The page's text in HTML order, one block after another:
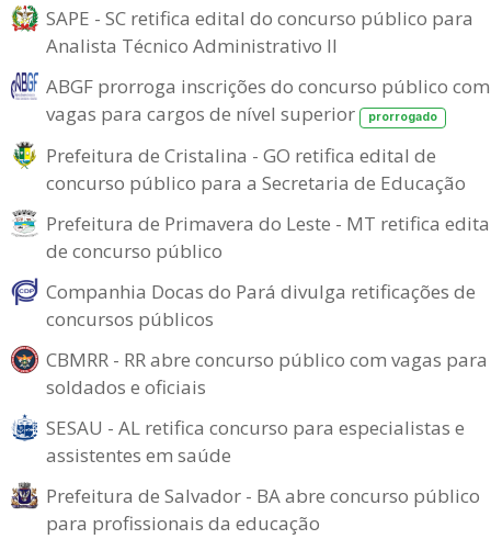
SAPE - SC retifica edital do concurso público para
Analista Técnico Administrativo II
ABGF prorroga inscrições do concurso público com
vagas para cargos de nível superior
prorrogado
Prefeitura de Cristalina - GO retifica edital de
concurso público para a Secretaria de Educação
Prefeitura de Primavera do Leste - MT retifica
de concurso público
Companhia Docas do Pará divulga retificações de
concursos públicos
CBMRR - RR abre concurso público com vagas para
soldados e oficiais
SESAU - AL retifica concurso para especialistas e
assistentes em saúde
Prefeitura de Salvador - BA abre concurso público
para profissionais da educação